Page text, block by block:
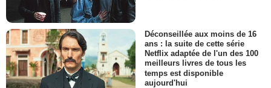
Déconseillée aux moins de 16
ans : la suite de cette série
Netflix adaptée de l'un des 100
meilleurs livres de tous les
temps est disponible
aujourd'hui